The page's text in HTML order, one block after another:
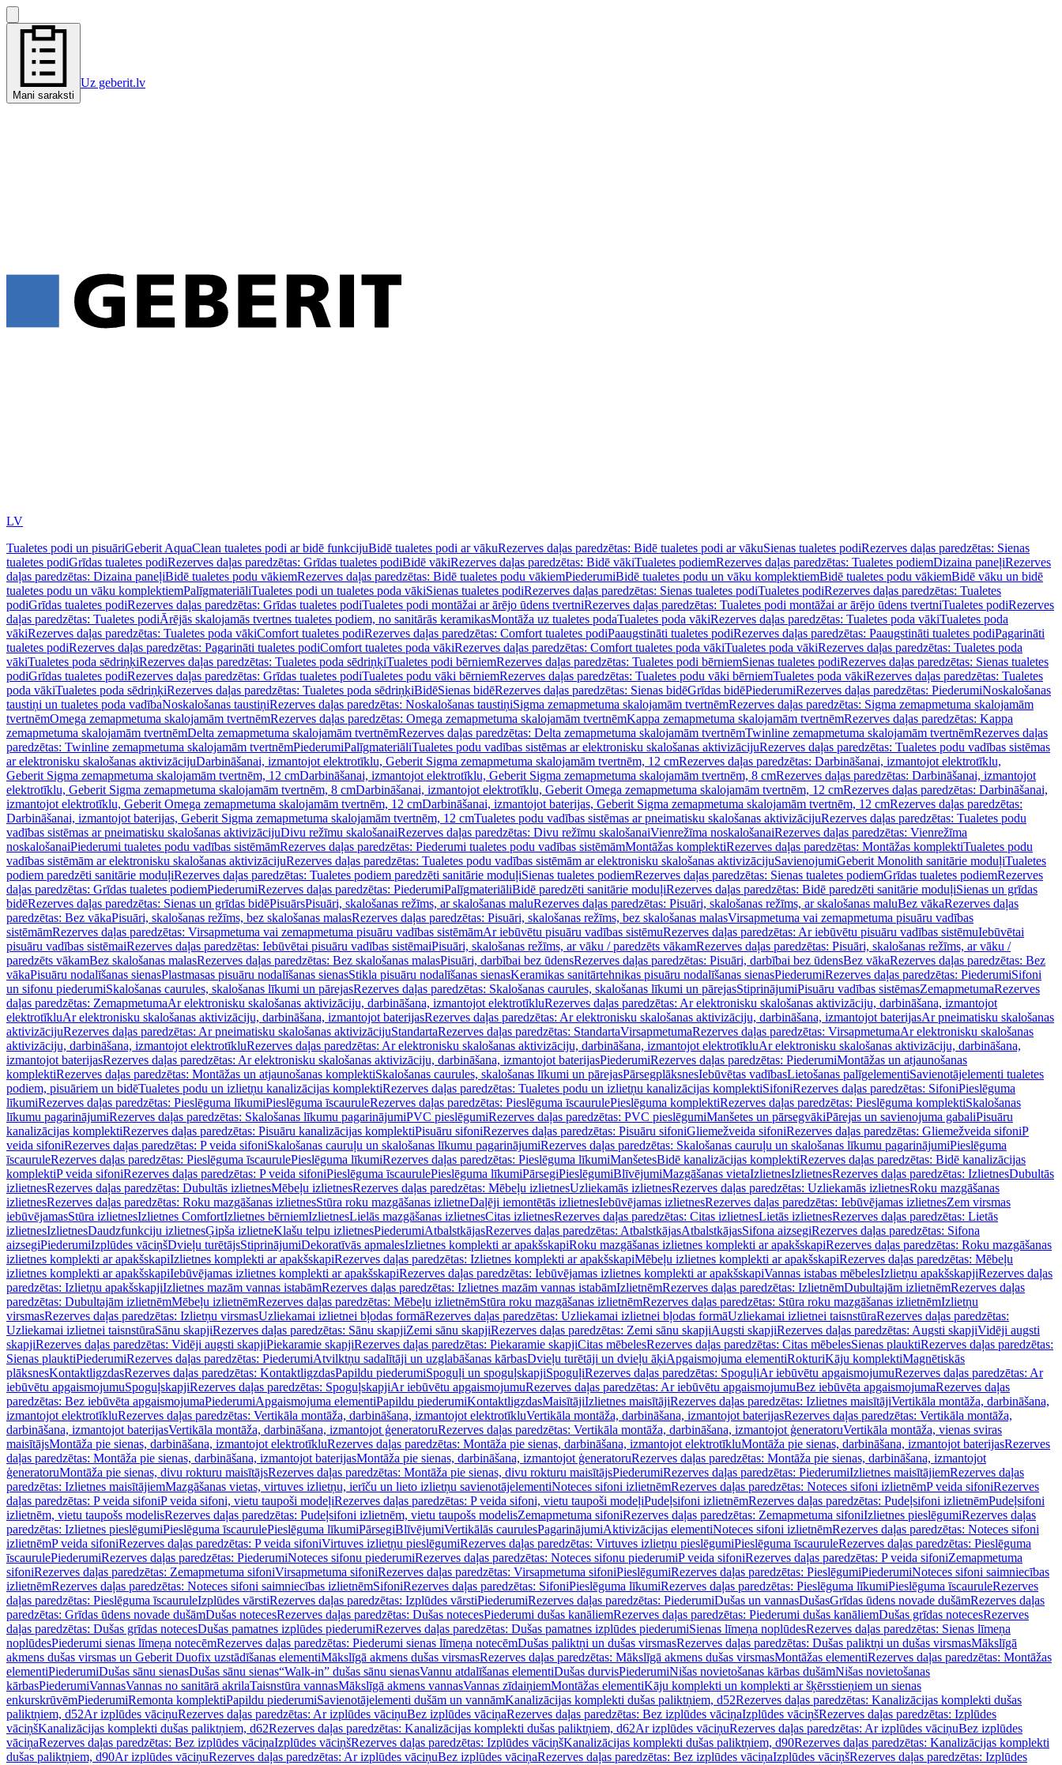
Mani saraksti
Uz geberit.lv
LV
Tualetes podi un pisuāriGeberit AquaClean tualetes podi ar bidē funkcijuBidē tualetes podi ar vākuRezerves daļas paredzētas: Bidē tualetes podi ar vākuSienas tualetes podiRezerves daļas paredzētas: Sienas
tualetes podiGrīdas tualetes podiRezerves daļas paredzētas: Grīdas tualetes podiBidē vākiRezerves daļas paredzētas: Bidē vākiTualetes podiemRezerves daļas paredzētas: Tualetes podiemDizaina paneļiRezerves
daļas paredzētas: Dizaina paneļiBidē tualetes podu vākiemRezerves daļas paredzētas: Bidē tualetes podu vākiemPiederumiBidē tualetes podu un vāku komplektiemBidē tualetes podu vākiemBidē vāku un bidē
tualetes podu un vāku komplektiemPalīgmateriāliTualetes podi un tualetes poda vākiSienas tualetes podiRezerves daļas paredzētas: Sienas tualetes podiTualetes podiRezerves daļas paredzētas: Tualetes
podiGrīdas tualetes podiRezerves daļas paredzētas: Grīdas tualetes podiTualetes podi montāžai ar ārējo ūdens tvertniRezerves daļas paredzētas: Tualetes podi montāžai ar ārējo ūdens tvertniTualetes podiRezerves
daļas paredzētas: Tualetes podiĀrējās skalojamās tvertnes tualetes podiem, no sanitārās keramikasMontāža uz tualetes podaTualetes poda vākiRezerves daļas paredzētas: Tualetes poda vākiTualetes poda
vākiRezerves daļas paredzētas: Tualetes poda vākiComfort tualetes podiRezerves daļas paredzētas: Comfort tualetes podiPaaugstināti tualetes podiRezerves daļas paredzētas: Paaugstināti tualetes podiPagarināti
tualetes podiRezerves daļas paredzētas: Pagarināti tualetes podiComfort tualetes poda vākiRezerves daļas paredzētas: Comfort tualetes poda vākiTualetes poda vākiRezerves daļas paredzētas: Tualetes poda
vākiTualetes poda sēdriņķiRezerves daļas paredzētas: Tualetes poda sēdriņķiTualetes podi bērniemRezerves daļas paredzētas: Tualetes podi bērniemSienas tualetes podiRezerves daļas paredzētas: Sienas tualetes
podiGrīdas tualetes podiRezerves daļas paredzētas: Grīdas tualetes podiTualetes podu vāki bērniemRezerves daļas paredzētas: Tualetes podu vāki bērniemTualetes poda vākiRezerves daļas paredzētas: Tualetes
poda vākiTualetes poda sēdriņķiRezerves daļas paredzētas: Tualetes poda sēdriņķiBidēSienas bidēRezerves daļas paredzētas: Sienas bidēGrīdas bidēPiederumiRezerves daļas paredzētas: PiederumiNoskalošanas
taustiņi un tualetes poda vadībaNoskalošanas taustiņiRezerves daļas paredzētas: Noskalošanas taustiņiSigma zemapmetuma skalojamām tvertnēmRezerves daļas paredzētas: Sigma zemapmetuma skalojamām
tvertnēmOmega zemapmetuma skalojamām tvertnēmRezerves daļas paredzētas: Omega zemapmetuma skalojamām tvertnēmKappa zemapmetuma skalojamām tvertnēmRezerves daļas paredzētas: Kappa
zemapmetuma skalojamām tvertnēmDelta zemapmetuma skalojamām tvertnēmRezerves daļas paredzētas: Delta zemapmetuma skalojamām tvertnēmTwinline zemapmetuma skalojamām tvertnēmRezerves daļas
paredzētas: Twinline zemapmetuma skalojamām tvertnēmPiederumiPalīgmateriāliTualetes podu vadības sistēmas ar elektronisku skalošanas aktivizācijuRezerves daļas paredzētas: Tualetes podu vadības sistēmas
ar elektronisku skalošanas aktivizācijuDarbināšanai, izmantojot elektrotīklu, Geberit Sigma zemapmetuma skalojamām tvertnēm, 12 cmRezerves daļas paredzētas: Darbināšanai, izmantojot elektrotīklu,
Geberit Sigma zemapmetuma skalojamām tvertnēm, 12 cmDarbināšanai, izmantojot elektrotīklu, Geberit Sigma zemapmetuma skalojamām tvertnēm, 8 cmRezerves daļas paredzētas: Darbināšanai, izmantojot
elektrotīklu, Geberit Sigma zemapmetuma skalojamām tvertnēm, 8 cmDarbināšanai, izmantojot elektrotīklu, Geberit Omega zemapmetuma skalojamām tvertnēm, 12 cmRezerves daļas paredzētas: Darbināšanai,
izmantojot elektrotīklu, Geberit Omega zemapmetuma skalojamām tvertnēm, 12 cmDarbināšanai, izmantojot baterijas, Geberit Sigma zemapmetuma skalojamām tvertnēm, 12 cmRezerves daļas paredzētas:
Darbināšanai, izmantojot baterijas, Geberit Sigma zemapmetuma skalojamām tvertnēm, 12 cmTualetes podu vadības sistēmas ar pneimatisku skalošanas aktivizācijuRezerves daļas paredzētas: Tualetes podu
vadības sistēmas ar pneimatisku skalošanas aktivizācijuDivu režīmu skalošanaiRezerves daļas paredzētas: Divu režīmu skalošanaiVienrežīma noskalošanaiRezerves daļas paredzētas: Vienrežīma
noskalošanaiPiederumi tualetes podu vadības sistēmāmRezerves daļas paredzētas: Piederumi tualetes podu vadības sistēmāmMontāžas komplektiRezerves daļas paredzētas: Montāžas komplektiTualetes podu
vadības sistēmām ar elektronisku skalošanas aktivizācijuRezerves daļas paredzētas: Tualetes podu vadības sistēmām ar elektronisku skalošanas aktivizācijuSavienojumiGeberit Monolith sanitārie moduļiTualetes
podiem paredzēti sanitārie moduļiRezerves daļas paredzētas: Tualetes podiem paredzēti sanitārie moduļiSienas tualetes podiemRezerves daļas paredzētas: Sienas tualetes podiemGrīdas tualetes podiemRezerves
daļas paredzētas: Grīdas tualetes podiemPiederumiRezerves daļas paredzētas: PiederumiPalīgmateriāliBidē paredzēti sanitārie moduļiRezerves daļas paredzētas: Bidē paredzēti sanitārie moduļiSienas un grīdas
bidēRezerves daļas paredzētas: Sienas un grīdas bidēPisuārsPisuāri, skalošanas režīms, ar skalošanas maluRezerves daļas paredzētas: Pisuāri, skalošanas režīms, ar skalošanas maluBez vākaRezerves daļas
paredzētas: Bez vākaPisuāri, skalošanas režīms, bez skalošanas malasRezerves daļas paredzētas: Pisuāri, skalošanas režīms, bez skalošanas malasVirsapmetuma vai zemapmetuma pisuāru vadības
sistēmāmRezerves daļas paredzētas: Virsapmetuma vai zemapmetuma pisuāru vadības sistēmāmAr iebūvētu pisuāru vadības sistēmuRezerves daļas paredzētas: Ar iebūvētu pisuāru vadības sistēmuIebūvētai
pisuāru vadības sistēmaiRezerves daļas paredzētas: Iebūvētai pisuāru vadības sistēmaiPisuāri, skalošanas režīms, ar vāku / paredzēts vākamRezerves daļas paredzētas: Pisuāri, skalošanas režīms, ar vāku /
paredzēts vākamBez skalošanas malasRezerves daļas paredzētas: Bez skalošanas malasPisuāri, darbībai bez ūdensRezerves daļas paredzētas: Pisuāri, darbībai bez ūdensBez vākaRezerves daļas paredzētas: Bez
vākaPisuāru nodalīšanas sienasPlastmasas pisuāru nodalīšanas sienasStikla pisuāru nodalīšanas sienasKeramikas sanitārtehnikas pisuāru nodalīšanas sienasPiederumiRezerves daļas paredzētas: PiederumiSifoni
un sifonu piederumiSkalošanas caurules, skalošanas līkumi un pārejasRezerves daļas paredzētas: Skalošanas caurules, skalošanas līkumi un pārejasStiprinājumiPisuāru vadības sistēmasZemapmetumaRezerves
daļas paredzētas: ZemapmetumaAr elektronisku skalošanas aktivizāciju, darbināšana, izmantojot elektrotīkluRezerves daļas paredzētas: Ar elektronisku skalošanas aktivizāciju, darbināšana, izmantojot
elektrotīkluAr elektronisku skalošanas aktivizāciju, darbināšana, izmantojot baterijasRezerves daļas paredzētas: Ar elektronisku skalošanas aktivizāciju, darbināšana, izmantojot baterijasAr pneimatisku skalošanas
aktivizācijuRezerves daļas paredzētas: Ar pneimatisku skalošanas aktivizācijuStandartaRezerves daļas paredzētas: StandartaVirsapmetumaRezerves daļas paredzētas: VirsapmetumaAr elektronisku skalošanas
aktivizāciju, darbināšana, izmantojot elektrotīkluRezerves daļas paredzētas: Ar elektronisku skalošanas aktivizāciju, darbināšana, izmantojot elektrotīkluAr elektronisku skalošanas aktivizāciju, darbināšana,
izmantojot baterijasRezerves daļas paredzētas: Ar elektronisku skalošanas aktivizāciju, darbināšana, izmantojot baterijasPiederumiRezerves daļas paredzētas: PiederumiMontāžas un atjaunošanas
komplektiRezerves daļas paredzētas: Montāžas un atjaunošanas komplektiSkalošanas caurules, skalošanas līkumi un pārejasPārsegplāksnesIebūvētas vadībasLietošanas palīgelementiSavienotājelementi tualetes
podiem, pisuāriem un bidēTualetes podu un izlietņu kanalizācijas komplektiRezerves daļas paredzētas: Tualetes podu un izlietņu kanalizācijas komplektiSifoniRezerves daļas paredzētas: SifoniPieslēguma
līkumiRezerves daļas paredzētas: Pieslēguma līkumiPieslēguma īscauruleRezerves daļas paredzētas: Pieslēguma īscaurulePieslēguma komplektiRezerves daļas paredzētas: Pieslēguma komplektiSkalošanas
līkumu pagarinājumiRezerves daļas paredzētas: Skalošanas līkumu pagarinājumiPVC pieslēgumiRezerves daļas paredzētas: PVC pieslēgumiManšetes un pārsegvākiPārejas un savienojuma gabaliPisuāru
kanalizācijas komplektiRezerves daļas paredzētas: Pisuāru kanalizācijas komplektiPisuāru sifoniRezerves daļas paredzētas: Pisuāru sifoniGliemežveida sifoniRezerves daļas paredzētas: Gliemežveida sifoniP
veida sifoniRezerves daļas paredzētas: P veida sifoniSkalošanas cauruļu un skalošanas līkumu pagarinājumiRezerves daļas paredzētas: Skalošanas cauruļu un skalošanas līkumu pagarinājumiPieslēguma
īscauruleRezerves daļas paredzētas: Pieslēguma īscaurulePieslēguma līkumiRezerves daļas paredzētas: Pieslēguma līkumiManšetesBidē kanalizācijas komplektiRezerves daļas paredzētas: Bidē kanalizācijas
komplektiP veida sifoniRezerves daļas paredzētas: P veida sifoniPieslēguma īscaurulePieslēguma līkumiPārsegiPieslēgumiBlīvējumiMazgāšanas vietaIzlietnesIzlietnesRezerves daļas paredzētas: IzlietnesDubultās
izlietnesRezerves daļas paredzētas: Dubultās izlietnesMēbeļu izlietnesRezerves daļas paredzētas: Mēbeļu izlietnesUzliekamās izlietnesRezerves daļas paredzētas: Uzliekamās izlietnesRoku mazgāšanas
izlietnesRezerves daļas paredzētas: Roku mazgāšanas izlietnesStūra roku mazgāšanas izlietneDaļēji iemontētās izlietnesIebūvējamas izlietnesRezerves daļas paredzētas: Iebūvējamas izlietnesZem virsmas
iebūvējamasStūra izlietnesIzlietnes ComfortIzlietnes bērniemIzlietnesLielās mazgāšanas izlietnesCitas izlietnesRezerves daļas paredzētas: Citas izlietnesLietās izlietnesRezerves daļas paredzētas: Lietās
izlietnesIzlietnesDaudzfunkciju izlietnesĢipša izlietneKlašu telpu izlietnesPiederumiAtbalstkājasRezerves daļas paredzētas: AtbalstkājasAtbalstkājasSifona aizsegiRezerves daļas paredzētas: Sifona
aizsegiPiederumiIzplūdes vāciņšDvieļu turētājsStiprinājumiDekoratīvās apmalesIzlietnes komplekti ar apakšskapiRoku mazgāšanas izlietnes komplekti ar apakšskapiRezerves daļas paredzētas: Roku mazgāšanas
izlietnes komplekti ar apakšskapiIzlietnes komplekti ar apakšskapiRezerves daļas paredzētas: Izlietnes komplekti ar apakšskapiMēbeļu izlietnes komplekti ar apakšskapiRezerves daļas paredzētas: Mēbeļu
izlietnes komplekti ar apakšskapiIebūvējamas izlietnes komplekti ar apakšskapiRezerves daļas paredzētas: Iebūvējamas izlietnes komplekti ar apakšskapiVannas istabas mēbelesIzlietņu apakšskapjiRezerves daļas
paredzētas: Izlietņu apakšskapjiIzlietnes mazām vannas istabāmRezerves daļas paredzētas: Izlietnes mazām vannas istabāmIzlietnēmRezerves daļas paredzētas: IzlietnēmDubultajām izlietnēmRezerves daļas
paredzētas: Dubultajām izlietnēmMēbeļu izlietnēmRezerves daļas paredzētas: Mēbeļu izlietnēmStūra roku mazgāšanas izlietnēmRezerves daļas paredzētas: Stūra roku mazgāšanas izlietnēmIzlietņu
virsmasRezerves daļas paredzētas: Izlietņu virsmasUzliekamai izlietnei bļodas formāRezerves daļas paredzētas: Uzliekamai izlietnei bļodas formāUzliekamai izlietnei taisnstūraRezerves daļas paredzētas:
Uzliekamai izlietnei taisnstūraSānu skapjiRezerves daļas paredzētas: Sānu skapjiZemi sānu skapjiRezerves daļas paredzētas: Zemi sānu skapjiAugsti skapjiRezerves daļas paredzētas: Augsti skapjiVidēji augsti
skapjiRezerves daļas paredzētas: Vidēji augsti skapjiPiekaramie skapjiRezerves daļas paredzētas: Piekaramie skapjiCitas mēbelesRezerves daļas paredzētas: Citas mēbelesSienas plauktiRezerves daļas paredzētas:
Sienas plauktiPiederumiRezerves daļas paredzētas: PiederumiAtvilktņu sadalītāji un uzglabāšanas kārbasDvieļu turētāji un dvieļu āķiApgaismojuma elementiRokturiKāju komplektiMagnētiskās
plāksnesKontaktligzdasRezerves daļas paredzētas: KontaktligzdasPapildu piederumiSpoguļi un spoguļskapjiSpoguļiRezerves daļas paredzētas: SpoguļiAr iebūvētu apgaismojumuRezerves daļas paredzētas: Ar
iebūvētu apgaismojumuSpoguļskapjiRezerves daļas paredzētas: SpoguļskapjiAr iebūvētu apgaismojumuRezerves daļas paredzētas: Ar iebūvētu apgaismojumuBez iebūvēta apgaismojumaRezerves daļas
paredzētas: Bez iebūvēta apgaismojumaPiederumiApgaismojuma elementiPapildu piederumiKontaktligzdasMaisītājiIzlietnes maisītājiRezerves daļas paredzētas: Izlietnes maisītājiVertikāla montāža, darbināšana,
izmantojot elektrotīkluRezerves daļas paredzētas: Vertikāla montāža, darbināšana, izmantojot elektrotīkluVertikāla montāža, darbināšana, izmantojot baterijasRezerves daļas paredzētas: Vertikāla montāža,
darbināšana, izmantojot baterijasVertikāla montāža, darbināšana, izmantojot ģeneratoruRezerves daļas paredzētas: Vertikāla montāža, darbināšana, izmantojot ģeneratoruVertikāla montāža, vienas sviras
maisītājsMontāža pie sienas, darbināšana, izmantojot elektrotīkluRezerves daļas paredzētas: Montāža pie sienas, darbināšana, izmantojot elektrotīkluMontāža pie sienas, darbināšana, izmantojot baterijasRezerves
daļas paredzētas: Montāža pie sienas, darbināšana, izmantojot baterijasMontāža pie sienas, darbināšana, izmantojot ģeneratoruRezerves daļas paredzētas: Montāža pie sienas, darbināšana, izmantojot
ģeneratoruMontāža pie sienas, divu rokturu maisītājsRezerves daļas paredzētas: Montāža pie sienas, divu rokturu maisītājsPiederumiRezerves daļas paredzētas: PiederumiIzlietnes maisītājiemRezerves daļas
paredzētas: Izlietnes maisītājiemMazgāšanas vietas, virtuves izlietņu, ierīču un lieto izlietņu savienotājelementiNoteces sifoni izlietnēmRezerves daļas paredzētas: Noteces sifoni izlietnēmP veida sifoniRezerves
daļas paredzētas: P veida sifoniP veida sifoni, vietu taupoši modeļiRezerves daļas paredzētas: P veida sifoni, vietu taupoši modeļiPudeļsifoni izlietnēmRezerves daļas paredzētas: Pudeļsifoni izlietnēmPudeļsifoni
izlietnēm, vietu taupošs modelisRezerves daļas paredzētas: Pudeļsifoni izlietnēm, vietu taupošs modelisZemapmetuma sifoniRezerves daļas paredzētas: Zemapmetuma sifoniIzlietnes pieslēgumiRezerves daļas
paredzētas: Izlietnes pieslēgumiPieslēguma īscaurulePieslēguma līkumiPārsegiBlīvējumiVertikālās caurulesPagarinājumiAktivizācijas elementiNoteces sifoni izlietnēmRezerves daļas paredzētas: Noteces sifoni
izlietnēmP veida sifoniRezerves daļas paredzētas: P veida sifoniVirtuves izlietņu pieslēgumiRezerves daļas paredzētas: Virtuves izlietņu pieslēgumiPieslēguma īscauruleRezerves daļas paredzētas: Pieslēguma
īscaurulePiederumiRezerves daļas paredzētas: PiederumiNoteces sifonu piederumiRezerves daļas paredzētas: Noteces sifonu piederumiP veida sifoniRezerves daļas paredzētas: P veida sifoniZemapmetuma
sifoniRezerves daļas paredzētas: Zemapmetuma sifoniVirsapmetuma sifoniRezerves daļas paredzētas: Virsapmetuma sifoniPieslēgumiRezerves daļas paredzētas: PieslēgumiPiederumiNoteces sifoni saimniecības
izlietnēmRezerves daļas paredzētas: Noteces sifoni saimniecības izlietnēmSifoniRezerves daļas paredzētas: SifoniPieslēguma līkumiRezerves daļas paredzētas: Pieslēguma līkumiPieslēguma īscauruleRezerves
daļas paredzētas: Pieslēguma īscauruleIzplūdes vārstiRezerves daļas paredzētas: Izplūdes vārstiPiederumiRezerves daļas paredzētas: PiederumiDušas un vannasDušasGrīdas ūdens novade dušāmRezerves daļas
paredzētas: Grīdas ūdens novade dušāmDušas notecesRezerves daļas paredzētas: Dušas notecesPiederumi dušas kanāliemRezerves daļas paredzētas: Piederumi dušas kanāliemDušas grīdas notecesRezerves
daļas paredzētas: Dušas grīdas notecesDušas pamatnes izplūdes piederumiRezerves daļas paredzētas: Dušas pamatnes izplūdes piederumiSienas līmeņa noplūdesRezerves daļas paredzētas: Sienas līmeņa
noplūdesPiederumi sienas līmeņa notecēmRezerves daļas paredzētas: Piederumi sienas līmeņa notecēmDušas paliktņi un dušas virsmasRezerves daļas paredzētas: Dušas paliktņi un dušas virsmasMākslīgā
akmens dušas virsmas un Geberit Duofix uzstādīšanas elementiMākslīgā akmens dušas virsmasRezerves daļas paredzētas: Mākslīgā akmens dušas virsmasMontāžas elementiRezerves daļas paredzētas: Montāžas
elementiPiederumiDušas sānu sienasDušas sānu sienas“Walk-in” dušas sānu sienasVannu atdalīšanas elementiDušas durvisPiederumiNišas novietošanas kārbas dušāmNišas novietošanas
kārbasPiederumiVannasVannas no sanitārā akrilaTaisnstūra vannasMākslīgā akmens vannasVannas zīdaiņiemMontāžas elementiKāju komplekti un komplekti ar šķērsstieņiem un sienas
enkurskrūvēmPiederumiRemonta komplektiPapildu piederumiSavienotājelementi dušām un vannāmKanalizācijas komplekti dušas paliktņiem, d52Rezerves daļas paredzētas: Kanalizācijas komplekti dušas
paliktņiem, d52Ar izplūdes vāciņuRezerves daļas paredzētas: Ar izplūdes vāciņuBez izplūdes vāciņaRezerves daļas paredzētas: Bez izplūdes vāciņaIzplūdes vāciņšRezerves daļas paredzētas: Izplūdes
vāciņšKanalizācijas komplekti dušas paliktņiem, d62Rezerves daļas paredzētas: Kanalizācijas komplekti dušas paliktņiem, d62Ar izplūdes vāciņuRezerves daļas paredzētas: Ar izplūdes vāciņuBez izplūdes
vāciņaRezerves daļas paredzētas: Bez izplūdes vāciņaIzplūdes vāciņšRezerves daļas paredzētas: Izplūdes vāciņšKanalizācijas komplekti dušas paliktņiem, d90Rezerves daļas paredzētas: Kanalizācijas komplekti
dušas paliktņiem, d90Ar izplūdes vāciņuRezerves daļas paredzētas: Ar izplūdes vāciņuBez izplūdes vāciņaRezerves daļas paredzētas: Bez izplūdes vāciņaIzplūdes vāciņšRezerves daļas paredzētas: Izplūdes